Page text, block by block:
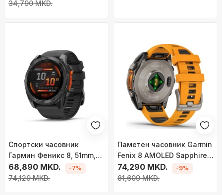
34,790 MKD.
Спортски часовник
Гармин Феникс 8, 51mm,
ГПС, црн
68,890 MKD.
74,129 MKD.
-7%
Паметен часовник Garmin
Fenix 8 AMOLED Sapphire,
47mm, GPS, портокалов
74,290 MKD.
81,609 MKD.
-9%